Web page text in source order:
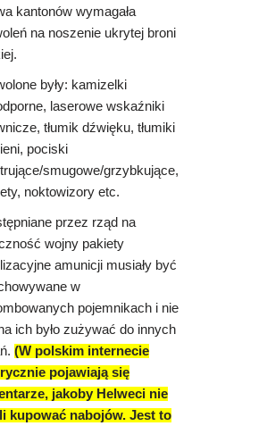
kantonów wymagała
na noszenie ukrytej broni
były: kamizelki
laserowe wskaźniki
tłumik dźwięku, tłumiki
pociski
smugowe/grzybkujące,
noktowizory etc.
przez rząd na
wojny pakiety
amunicji musiały być
w
pojemnikach i nie
ich było zużywać do innych
(W polskim internecie
pojawiają się
jakoby Helweci nie
kupować nabojów. Jest to